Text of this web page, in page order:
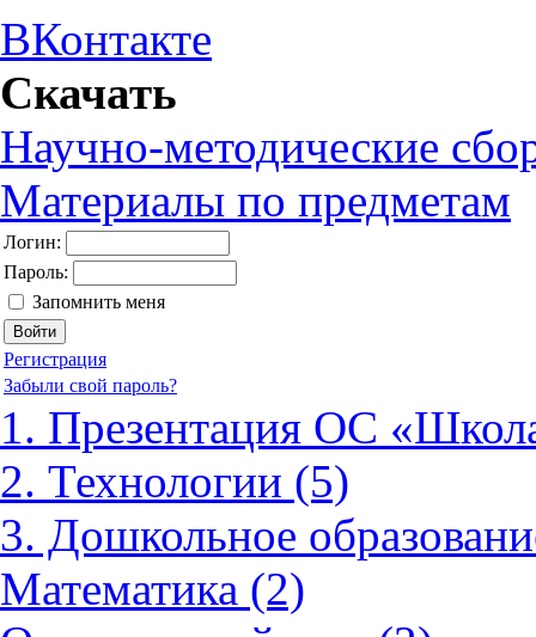
ВКонтакте
Скачать
Научно-методические
Материалы по предметам
Логин:
Пароль:
Запомнить меня
Регистрация
Забыли свой пароль?
1. Презентация ОС
2. Технологии (5)
3. Дошкольное
Математика (2)